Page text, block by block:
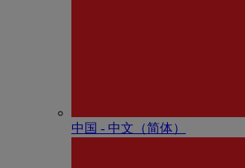
中国 - 中⽂（简体）